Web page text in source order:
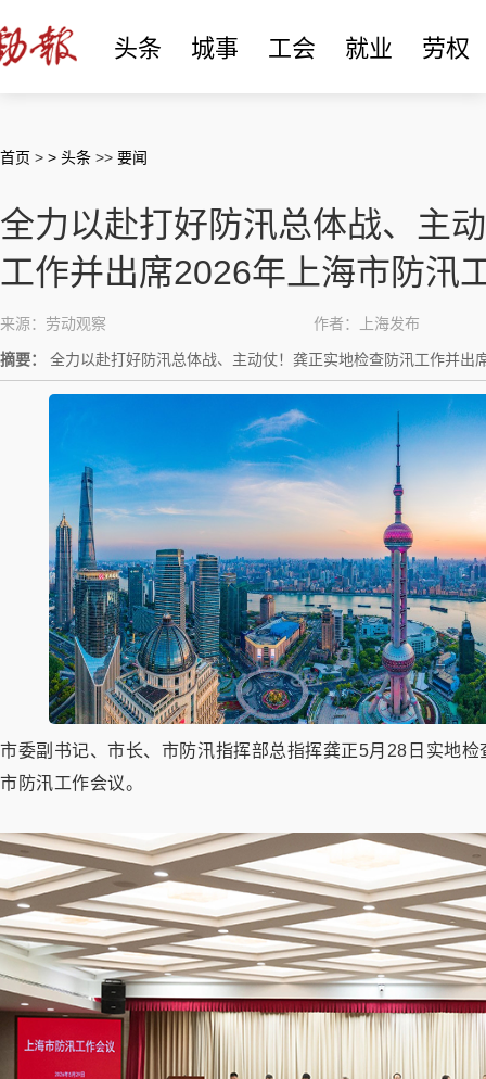
头条 城事 工会 就业 劳权
首页 > > 头条 >> 要闻
全力以赴打好防汛总体战、主
工作并出席2026年上海市防汛
来源：劳动观察 作者：上海发布
摘要： 全力以赴打好防汛总体战、主动仗！龚正实地检查防汛工作并出
市委副书记、市长、市防汛指挥部总指挥龚正5月28日实地
市防汛工作会议。